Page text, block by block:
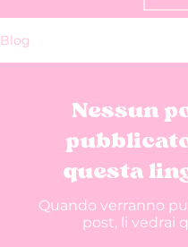
Blog
Nessun
questa
Quando verranno
post, li vedrai